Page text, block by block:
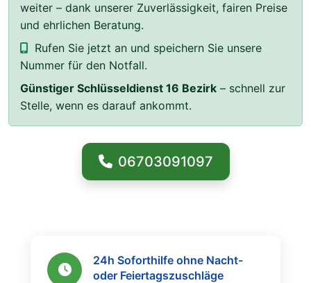
weiter – dank unserer Zuverlässigkeit, fairen Preise
und ehrlichen Beratung.
Rufen Sie jetzt an und speichern Sie unsere
Nummer für den Notfall.
Günstiger Schlüsseldienst 16 Bezirk – schnell zur
Stelle, wenn es darauf ankommt.
06703091097
24h Soforthilfe ohne Nacht-
oder Feiertagszuschläge